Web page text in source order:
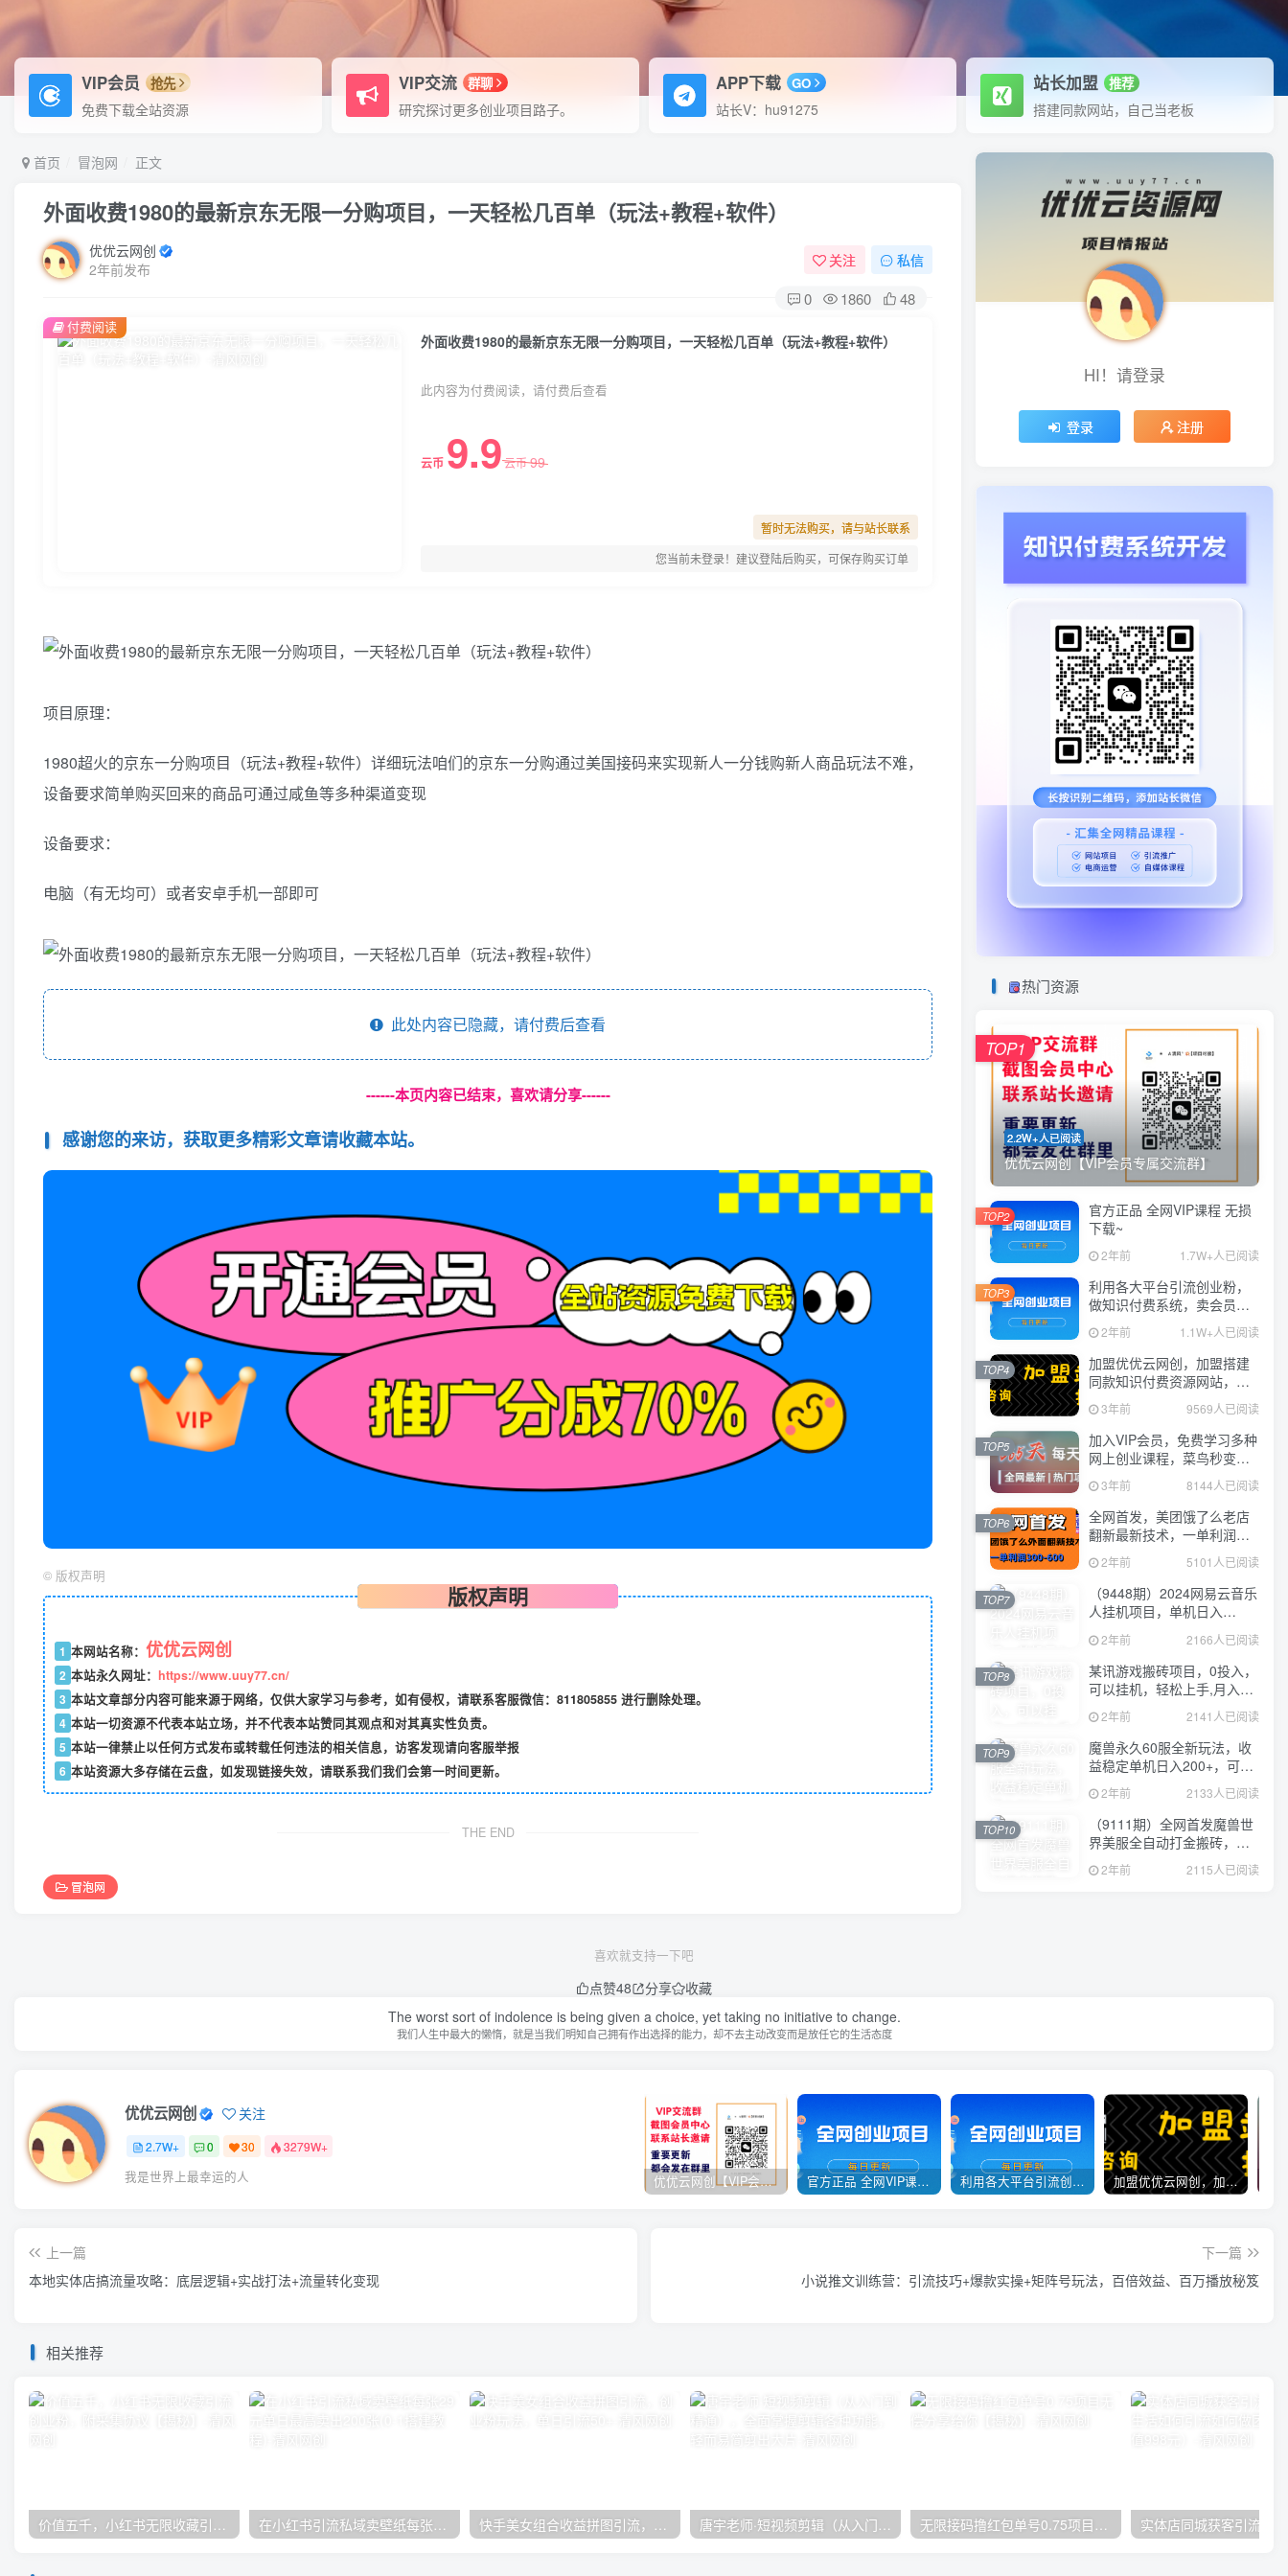
VIP会员 抢先
免费下载全站资源
VIP交流 群聊
研究探讨更多创业项目路子。
APP下载 GO
站长V：hu91275
站长加盟 推荐
搭建同款网站，自己当老板
首页 冒泡网 正文
外面收费1980的最新京东无限一分购项目，一天轻松几百单（玩法+教程+软件）
优优云网创
2年前发布
关注 私信
0 1860 48
外面收费1980的最新京东无限一分购项目，一天轻松几百单（玩法+教程+软件）
此内容为付费阅读，请付费后查看
云币 9.9云币99
暂时无法购买，请与站长联系
您当前未登录！建议登陆后购买，可保存购买订单
付费阅读
项目原理：
1980超火的京东一分购项目（玩法+教程+软件）详细玩法咱们的京东一分购通过美国接码来实现新人一分钱购新人商品玩法不难，
设备要求简单购买回来的商品可通过咸鱼等多种渠道变现
设备要求：
电脑（有无均可）或者安卓手机一部即可
此处内容已隐藏，请付费后查看
------本页内容已结束，喜欢请分享------
感谢您的来访，获取更多精彩文章请收藏本站。
© 版权声明
版权声明
1 本网站名称： 优优云网创
2 本站永久网址： https://www.uuy77.cn/
3 本站文章部分内容可能来源于网络，仅供大家学习与参考，如有侵权，请联系客服微信：811805855 进行删除处理。
4 本站一切资源不代表本站立场，并不代表本站赞同其观点和对其真实性负责。
5 本站一律禁止以任何方式发布或转载任何违法的相关信息，访客发现请向客服举报
6 本站资源大多存储在云盘，如发现链接失效，请联系我们我们会第一时间更新。
THE END
冒泡网
喜欢就支持一下吧
点赞48 分享
收藏
The worst sort of indolence is being given a choice, yet taking no initiative to change.
我们人生中最大的懒惰，就是当我们明知自己拥有作出选择的能力，却不去主动改变而是放任它的生活态度
优优云网创 关注
2.7W+ 0 30 3279W+
我是世界上最幸运的人 优优云网创【VIP会员专属交流群】 官方正品 全网VIP课程 无损下载~ 利用各大平台引流创业粉，做知识付费系统，卖会员，卖课程，实现日入几百几千 加盟优优云网创，加盟搭建同款知识付费资源网站，实现长期稳定被动收入~
上一篇
本地实体店搞流量攻略：底层逻辑+实战打法+流量转化变现
下一篇
小说推文训练营：引流技巧+爆款实操+矩阵号玩法，百倍效益、百万播放秘笈
相关推荐
唐宇老师·短视频剪辑（从入门到精通），全面掌握剪辑各种功能，轻而易简剪出大片
HI！请登录
登录 注册
热门资源
2.2W+人已阅读
优优云网创【VIP会员专属交流群】
TOP1
官方正品 全网VIP课程 无损
下载~
2年前 1.7W+人已阅读
TOP2
利用各大平台引流创业粉，
做知识付费系统，卖会员，
卖课程，实现日入几百几千
2年前 1.1W+人已阅读
TOP3
加盟优优云网创，加盟搭建
同款知识付费资源网站，实
现长期稳定被动收入~
3年前 9569人已阅读
TOP4
加入VIP会员，免费学习多种
网上创业课程，菜鸟秒变大
神！3年前 8144人已阅读
TOP5
全网首发，美团饿了么老店
翻新最新技术，一单利润
300-600
2年前 5101人已阅读
TOP6
（9448期）2024网易云音乐
人挂机项目，单机日入
150+，无脑月入5000+
2年前 2166人已阅读
TOP7
某讯游戏搬砖项目，0投入，
可以挂机，轻松上手,月入
3000+上不封顶
2年前 2141人已阅读
TOP8
魔兽永久60服全新玩法，收
益稳定单机日入200+，可以
多开矩阵操作。
2年前 2133人已阅读
TOP9
（9111期）全网首发魔兽世
界美服全自动打金搬砖，日
入1000+，简单好操作，保
姆级教学
2年前 2115人已阅读
TOP10